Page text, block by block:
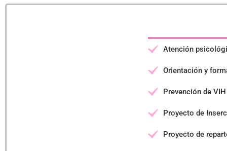
Atención
Orientación y
Prevención de
Proyecto de
Proyecto de